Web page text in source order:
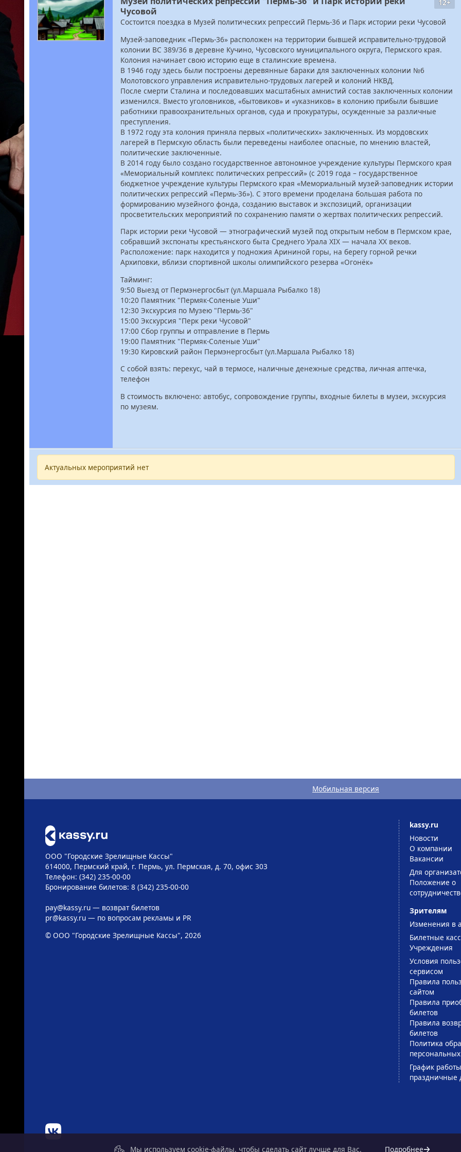
12+
Чусовой
Состоится поездка в Музей политических репрессий Пермь-36 и Парк истории реки Чусовой
Музей-заповедник «Пермь-36» расположен на территории бывшей исправительно-трудовой
колонии ВС 389/36 в деревне Кучино, Чусовского муниципального округа, Пермского края.
Колония начинает свою историю еще в сталинские времена.
В 1946 году здесь были построены деревянные бараки для заключенных колонии №6
Молотовского управления исправительно-трудовых лагерей и колоний НКВД.
После смерти Сталина и последовавших масштабных амнистий состав заключенных колонии
изменился. Вместо уголовников, «бытовиков» и «указников» в колонию прибыли бывшие
работники правоохранительных органов, суда и прокуратуры, осужденные за различные
преступления.
В 1972 году эта колония приняла первых «политических» заключенных. Из мордовских
лагерей в Пермскую область были переведены наиболее опасные, по мнению властей,
политические заключенные.
В 2014 году было создано государственное автономное учреждение культуры Пермского края
«Мемориальный комплекс политических репрессий» (с 2019 года – государственное
бюджетное учреждение культуры Пермского края «Мемориальный музей-заповедник истории
политических репрессий «Пермь-36»). С этого времени проделана большая работа по
формированию музейного фонда, созданию выставок и экспозиций, организации
просветительских мероприятий по сохранению памяти о жертвах политических репрессий.
Парк истории реки Чусовой — этнографический музей под открытым небом в Пермском крае,
собравший экспонаты крестьянского быта Среднего Урала XIX — начала XX веков.
Расположение: парк находится у подножия Арининой горы, на берегу горной речки
Архиповки, вблизи спортивной школы олимпийского резерва «Огонёк»
Тайминг:
9:50 Выезд от Пермэнергосбыт (ул.Маршала Рыбалко 18)
10:20 Памятник "Пермяк-Соленые Уши"
12:30 Экскурсия по Музею "Пермь-36"
15:00 Экскурсия "Перк реки Чусовой"
17:00 Сбор группы и отправление в Пермь
19:00 Памятник "Пермяк-Соленые Уши"
19:30 Кировский район Пермэнергосбыт (ул.Маршала Рыбалко 18)
С собой взять: перекус, чай в термосе, наличные денежные средства, личная аптечка,
телефон
В стоимость включено: автобус, сопровождение группы, входные билеты в музеи, экскурсия
по музеям.
Актуальных мероприятий нет
Мобильная версия
ООО "Городские Зрелищные Кассы"
614000, Пермский край, г. Пермь, ул. Пермская, д. 70, офис 303
Телефон: (342) 235-00-00
Бронирование билетов: 8 (342) 235-00-00
pay@kassy.ru— возврат билетов
pr@kassy.ru— по вопросам рекламы и PR
© ООО "Городские Зрелищные Кассы", 2026
kassy.ru
Новости
О компании
Вакансии
Для
Положение о
Зрителям
Изменения в
Билетные
Учреждения
Условия
сервисом
Правила
сайтом
Правила
билетов
Правила
билетов
Политика
График
праздничные
Мы используем cookie-файлы, чтобы сделать сайт лучше для Вас. Подробнее